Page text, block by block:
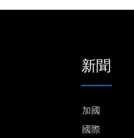
新聞
加國
國際